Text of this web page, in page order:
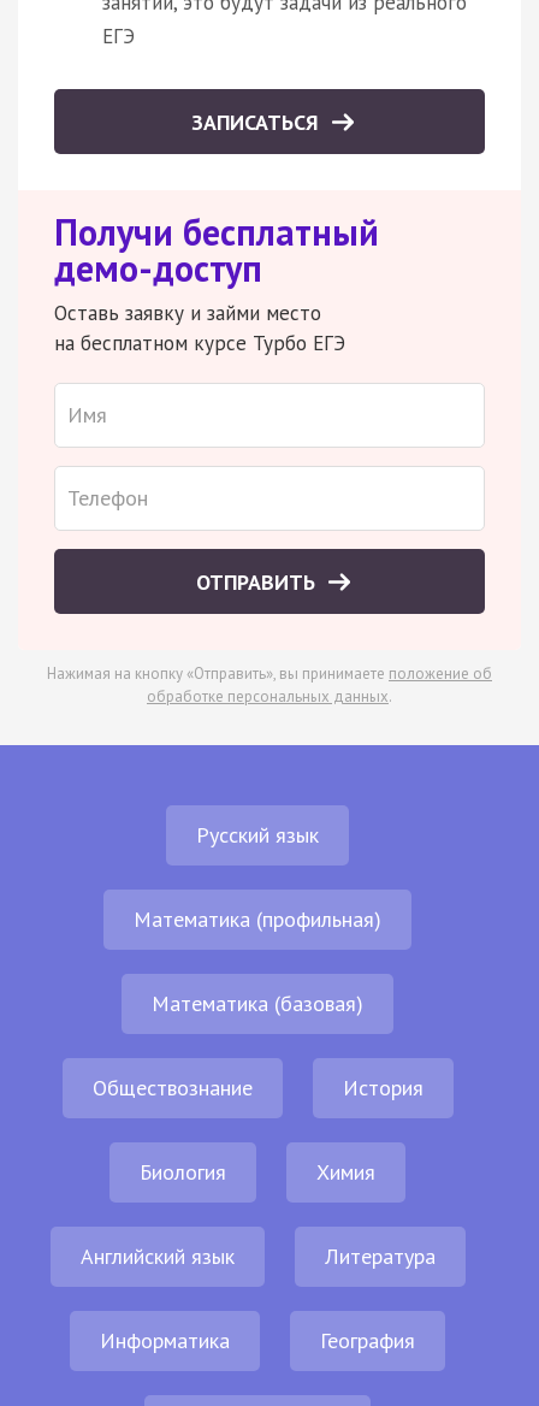
ЕГЭ
ЗАПИСАТЬСЯ
Получи бесплатный
демо-доступ
Оставь заявку и займи место
на бесплатном курсе Турбо ЕГЭ
ОТПРАВИТЬ
Нажимая на кнопку «Отправить», вы принимаете положение об
обработке персональных данных.
Русский язык
Математика (профильная)
Математика (базовая)
Обществознание История
Биология Химия
Английский язык Литература
Информатика География